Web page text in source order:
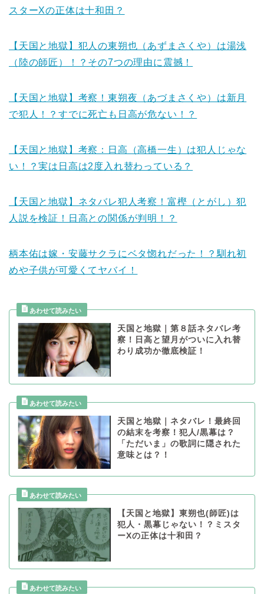
スターXの正体は十和田？
【天国と地獄】犯人の東朔也（あずまさくや）は湯浅
（陸の師匠）！？その7つの理由に震撼！
【天国と地獄】考察！東朔夜（あづまさくや）は新月
で犯人！？すでに死亡も日高が危ない！？
【天国と地獄】考察：日高（高橋一生）は犯人じゃな
い！？実は日高は2度入れ替わっている？
【天国と地獄】ネタバレ犯人考察！富樫（とがし）犯
人説を検証！日高との関係が判明！？
柄本佑は嫁・安藤サクラにベタ惚れだった！？馴れ初
めや子供が可愛くてヤバイ！
天国と地獄｜第８話ネタバレ考
察！日高と望月がついに入れ替
わり成功か徹底検証！
天国と地獄｜ネタバレ！最終回
の結末を考察！犯人/黒幕は？
「ただいま」の歌詞に隠された
意味とは？！
【天国と地獄】東朔也(師匠)は
犯人・黒幕じゃない！？ミスタ
ーXの正体は十和田？